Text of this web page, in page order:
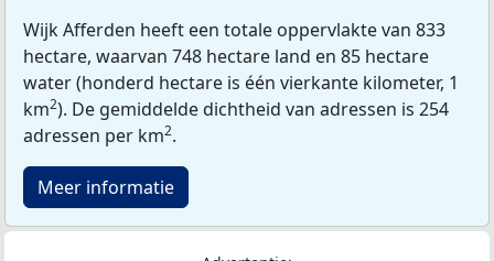
Wijk Afferden heeft een totale oppervlakte van 833
hectare, waarvan 748 hectare land en 85 hectare
water (honderd hectare is één vierkante kilometer, 1
km2). De gemiddelde dichtheid van adressen is 254
adressen per km2.
Meer informatie